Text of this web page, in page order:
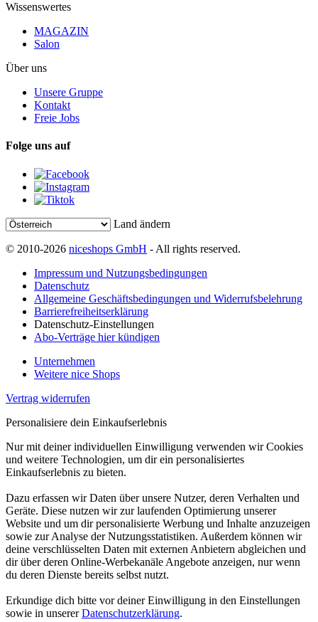
Wissenswertes
MAGAZIN
Salon
Über uns
Unsere Gruppe
Kontakt
Freie Jobs
Folge uns auf
Land ändern
© 2010-2026 niceshops GmbH - All rights reserved.
Impressum und Nutzungsbedingungen
Datenschutz
Allgemeine Geschäftsbedingungen und Widerrufsbelehrung
Barrierefreiheitserklärung
Datenschutz-Einstellungen
Abo-Verträge hier kündigen
Unternehmen
Weitere nice Shops
Vertrag widerrufen
Personalisiere dein Einkaufserlebnis
Nur mit deiner individuellen Einwilligung verwenden wir Cookies
und weitere Technologien, um dir ein personalisiertes
Einkaufserlebnis zu bieten.
Dazu erfassen wir Daten über unsere Nutzer, deren Verhalten und
Geräte. Diese nutzen wir zur laufenden Optimierung unserer
Website und um dir personalisierte Werbung und Inhalte anzuzeigen
sowie zur Analyse der Nutzungsstatistiken. Außerdem können wir
deine verschlüsselten Daten mit externen Anbietern abgleichen und
dir über deren Online-Werbekanäle Angebote anzeigen, nur wenn
du deren Dienste bereits selbst nutzt.
Erkundige dich bitte vor deiner Einwilligung in den Einstellungen
sowie in unsererDatenschutzerklärung.